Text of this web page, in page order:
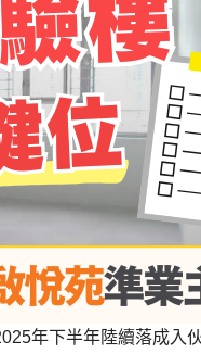
年下半年陸續落成入